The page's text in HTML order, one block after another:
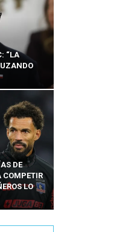
“LA
DE
LO